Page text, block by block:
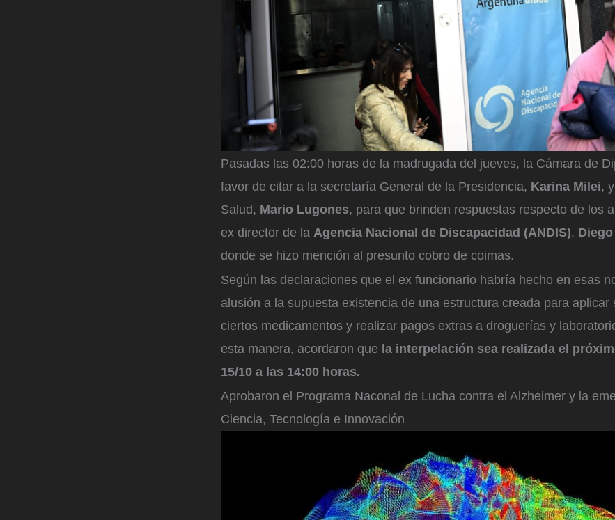
Pasadas las 02:00 horas de la madrugada del jueves, la Cámara de
favor de citar a la secretaría General de la Presidencia, Karina Milei,
Salud, Mario Lugones, para que brinden respuestas respecto de los
ex director de la Agencia Nacional de Discapacidad (ANDIS),
donde se hizo mención al presunto cobro de coimas.
Según las declaraciones que el ex funcionario habría hecho en esas
alusión a la supuesta existencia de una estructura creada para aplicar
ciertos medicamentos y realizar pagos extras a droguerías y
esta manera, acordaron que la interpelación sea realizada el
15/10 a las 14:00 horas.
Aprobaron el Programa Naconal de Lucha contra el Alzheimer y la
Ciencia, Tecnología e Innovación